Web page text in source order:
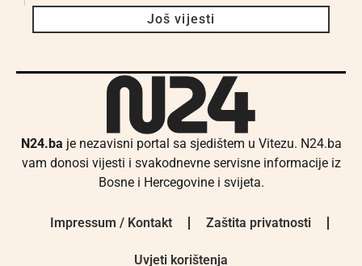
Još vijesti
N24.ba je nezavisni portal sa sjedištem u Vitezu. N24.ba
vam donosi vijesti i svakodnevne servisne informacije iz
Bosne i Hercegovine i svijeta.
Impressum / Kontakt Zaštita privatnosti
Uvjeti korištenja